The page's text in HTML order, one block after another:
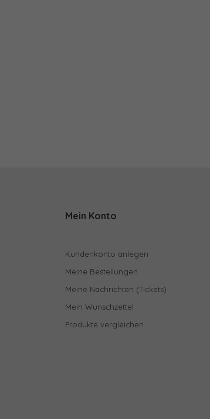
Mein Konto
Kundenkonto anlegen
Meine Bestellungen
Meine Nachrichten (Tickets)
Mein Wunschzettel
Produkte vergleichen